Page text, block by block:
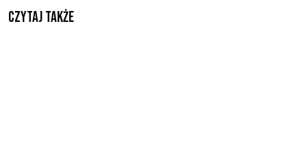
Czytaj także